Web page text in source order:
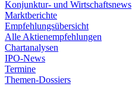
Konjunktur- und Wirtschaftsnews
Marktberichte
Empfehlungsübersicht
Alle Aktienempfehlungen
Chartanalysen
IPO-News
Termine
Themen-Dossiers